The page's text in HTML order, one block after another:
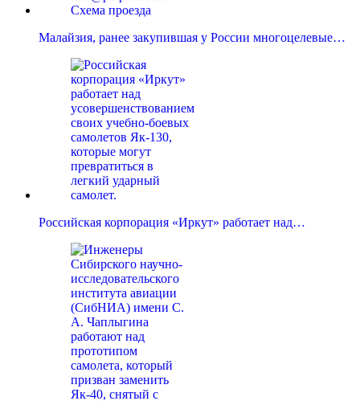
Малайзия, ранее закупившая у России многоцелевые…
Российская корпорация «Иркут» работает над…